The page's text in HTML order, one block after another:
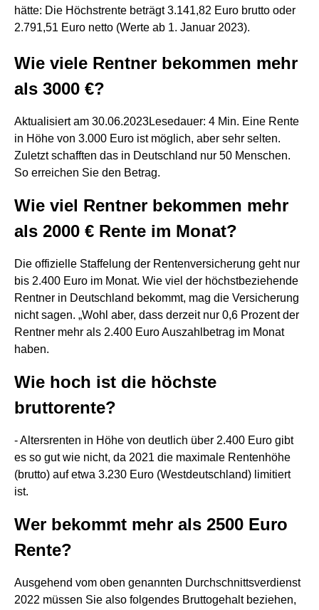
hätte: Die Höchstrente beträgt 3.141,82 Euro brutto oder
2.791,51 Euro netto (Werte ab 1. Januar 2023).
Wie viele Rentner bekommen mehr
als 3000 €?
Aktualisiert am 30.06.2023Lesedauer: 4 Min. Eine Rente
in Höhe von 3.000 Euro ist möglich, aber sehr selten.
Zuletzt schafften das in Deutschland nur 50 Menschen.
So erreichen Sie den Betrag.
Wie viel Rentner bekommen mehr
als 2000 € Rente im Monat?
Die offizielle Staffelung der Rentenversicherung geht nur
bis 2.400 Euro im Monat. Wie viel der höchstbeziehende
Rentner in Deutschland bekommt, mag die Versicherung
nicht sagen. „Wohl aber, dass derzeit nur 0,6 Prozent der
Rentner mehr als 2.400 Euro Auszahlbetrag im Monat
haben.
Wie hoch ist die höchste
bruttorente?
- Altersrenten in Höhe von deutlich über 2.400 Euro gibt
es so gut wie nicht, da 2021 die maximale Rentenhöhe
(brutto) auf etwa 3.230 Euro (Westdeutschland) limitiert
ist.
Wer bekommt mehr als 2500 Euro
Rente?
Ausgehend vom oben genannten Durchschnittsverdienst
2022 müssen Sie also folgendes Bruttogehalt beziehen,